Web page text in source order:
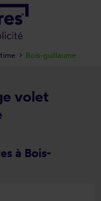
volet
à Bois-
Bois-guillaume